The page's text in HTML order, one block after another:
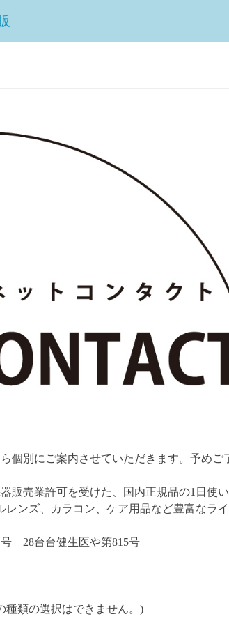
個別にご案内させていただきます。予めご
販売業許可を受けた、国内正規品の1日使
ンズ、カラコン、ケア用品など豊富なラ
28台台健生医や第815号
種類の選択はできません。)